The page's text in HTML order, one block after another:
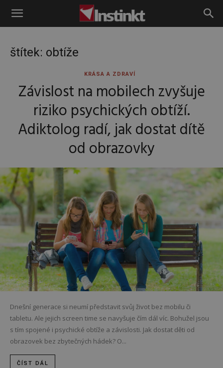
Instinkt
štítek: obtíže
KRÁSA A ZDRAVÍ
Závislost na mobilech zvyšuje
riziko psychických obtíží.
Adiktolog radí, jak dostat dítě
od obrazovky
Dnešní generace si neumí představit svůj život bez mobilu či
tabletu. Ale jejich screen time se navyšuje čím dál víc. Bohužel jsou
s tím spojené i psychické obtíže a závislosti. Jak dostat děti od
obrazovek bez zbytečných hádek? O...
ČÍST DÁL